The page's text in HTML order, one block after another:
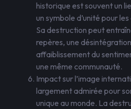
historique est souvent un
un symbole d’unité pour
Sa destruction peut
repères, une
affaiblissement du
une même communauté.
Impact sur l’image
largement admirée pour
unique au monde. La